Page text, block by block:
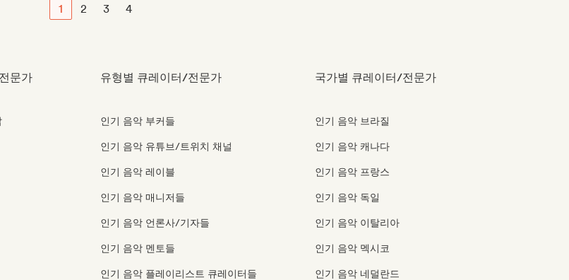
1 2 3 4
문가 유형별 큐레이터/전문가
인기 음악 부커들
인기 음악 유튜브/트위치 채널
인기 음악 레이블
인기 음악 매니저들
인기 음악 언론사/기자들
인기 음악 멘토들
인기 음악 플레이리스트 큐레이터들
국가별 큐레이터/전문가
인기 음악 브라질
인기 음악 캐나다
인기 음악 프랑스
인기 음악 독일
인기 음악 이탈리아
인기 음악 멕시코
인기 음악 네덜란드